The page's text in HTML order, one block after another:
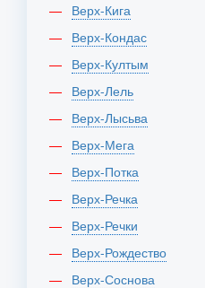
Верх-Кига
Верх-Кондас
Верх-Култым
Верх-Лель
Верх-Лысьва
Верх-Мега
Верх-Потка
Верх-Речка
Верх-Речки
Верх-Рождество
Верх-Соснова